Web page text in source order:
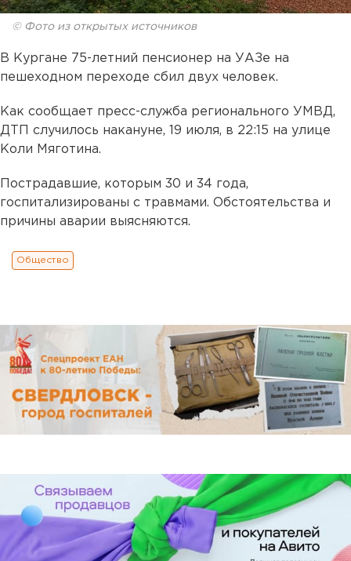
© Фото из открытых источников
В Кургане 75-летний пенсионер на УАЗе на
пешеходном переходе сбил двух человек.
Как сообщает пресс-служба регионального УМВД,
ДТП случилось накануне, 19 июля, в 22:15 на улице
Коли Мяготина.
Пострадавшие, которым 30 и 34 года,
госпитализированы с травмами. Обстоятельства и
причины аварии выясняются.
Общество